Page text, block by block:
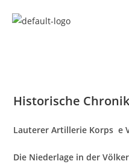
Historische
LautererArtillerie Korps e
Die Niederlage in der